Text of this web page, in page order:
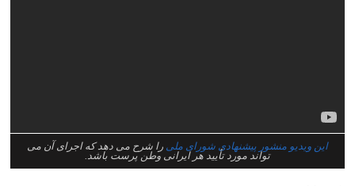
این ویدیو منشور پیشنهادی شورای ملی را شرح می دهد که اجرای آن می
تواند مورد تأیید هر ایرانی وطن پرست باشد.